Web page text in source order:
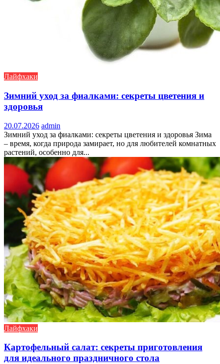
Лайфхаки
Зимний уход за фиалками: секреты цветения и
здоровья
20.07.2026 admin
Зимний уход за фиалками: секреты цветения и здоровья Зима
– время, когда природа замирает, но для любителей комнатных
растений, особенно для...
Лайфхаки
Картофельный салат: секреты приготовления
для идеального праздничного стола